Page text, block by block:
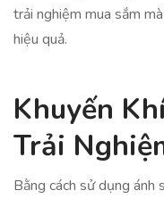
trải nghiệm mua sắm
hiệu quả.
Khuyến
Trải
Bằng cách sử dụng ánh